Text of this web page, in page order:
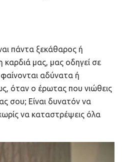
πάντα ξεκάθαρος ή
καρδιά μας, μας οδηγεί σε
αδύνατα ή
όταν ο έρωτας που νιώθεις
σου; Είναι δυνατόν να
να καταστρέψεις όλα